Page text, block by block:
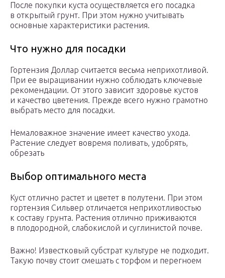
После покупки куста осуществляется его посадка
в открытый грунт. При этом нужно учитывать
основные характеристики растения.
Что нужно для посадки
Гортензия Доллар считается весьма неприхотливой.
При ее выращивании нужно соблюдать ключевые
рекомендации. От этого зависит здоровье кустов
и качество цветения. Прежде всего нужно грамотно
выбрать место для посадки.
Немаловажное значение имеет качество ухода.
Растение следует вовремя поливать, удобрять,
обрезать
Выбор оптимального места
Куст отлично растет и цветет в полутени. При этом
гортензия Сильвер отличается неприхотливостью
к составу грунта. Растения отлично приживаются
в плодородной, слабокислой и суглинистой почве.
Важно! Известковый субстрат культуре не подходит.
Такую почву стоит смешать с торфом и перегноем